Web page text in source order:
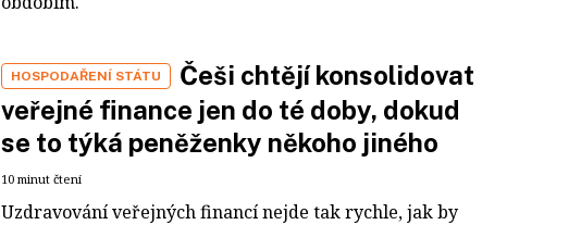
HOSPODAŘENÍ STÁTU
Češi chtějí konsolidovat
veřejné finance jen do té doby, dokud
se to týká peněženky někoho jiného
10 minut čtení
Uzdravování veřejných financí nejde tak rychle, jak by